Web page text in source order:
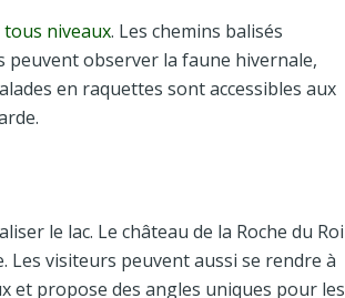
niveaux. Les chemins balisés
peuvent observer la faune hivernale,
en raquettes sont accessibles aux
le lac. Le château de la Roche du Roi
Les visiteurs peuvent aussi se rendre à
et propose des angles uniques pour les